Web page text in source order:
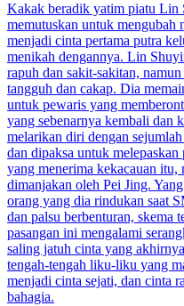
Kakak beradik yatim piatu Lin
memutuskan untuk mengubah
menjadi cinta pertama putra
menikah dengannya. Lin
rapuh dan sakit-sakitan,
tangguh dan cakap. Dia
untuk pewaris yang
yang sebenarnya kembali dan
melarikan diri dengan
dan dipaksa untuk
yang menerima kekacauan
dimanjakan oleh Pei Jing.
orang yang dia rindukan saat
dan palsu berbenturan, skema
pasangan ini mengalami
saling jatuh cinta yang
tengah-tengah liku-liku yang
menjadi cinta sejati, dan cinta
bahagia.